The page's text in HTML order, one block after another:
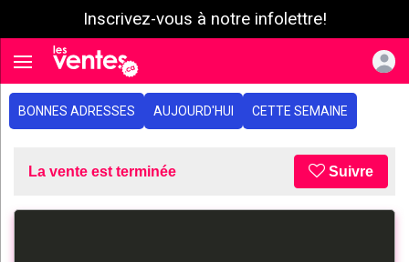
Inscrivez-vous à notre infolettre!
Toggle navigation
BONNES ADRESSES AUJOURD'HUI CETTE SEMAINE
La vente est terminée Suivre